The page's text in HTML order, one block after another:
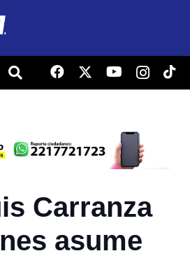
Carranza
asume